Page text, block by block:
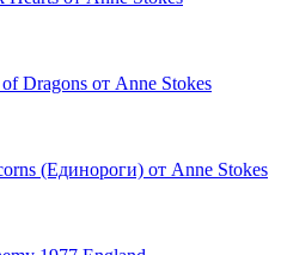
Dragons от Anne Stokes
(Единороги) от Anne Stokes